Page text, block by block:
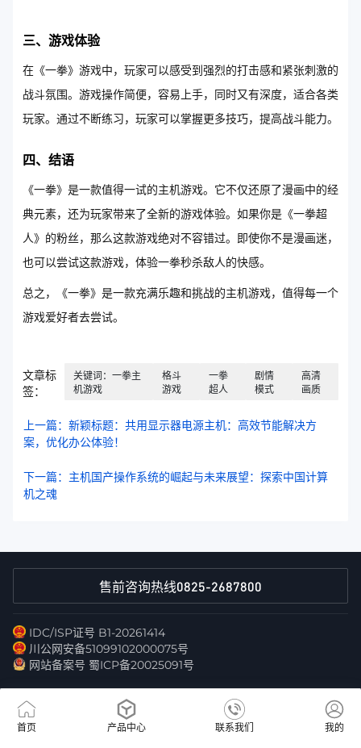
三、游戏体验
在《一拳》游戏中，玩家可以感受到强烈的打击感和紧张刺激的
战斗氛围。游戏操作简便，容易上手，同时又有深度，适合各类
玩家。通过不断练习，玩家可以掌握更多技巧，提高战斗能力。
四、结语
《一拳》是一款值得一试的主机游戏。它不仅还原了漫画中的经
典元素，还为玩家带来了全新的游戏体验。如果你是《一拳超
人》的粉丝，那么这款游戏绝对不容错过。即使你不是漫画迷，
也可以尝试这款游戏，体验一拳秒杀敌人的快感。
总之，《一拳》是一款充满乐趣和挑战的主机游戏，值得每一个
游戏爱好者去尝试。
文章标
签：
关键词：一拳主
机游戏
格斗
游戏
一拳
超人
剧情
模式
高清
画质
上一篇：新颖标题：共用显示器电源主机：高效节能解决方
案，优化办公体验！
下一篇：主机国产操作系统的崛起与未来展望：探索中国计算
机之魂
售前咨询热线0825-2687800
IDC/ISP证号 B1-20261414
川公网安备51099102000075号
网站备案号 蜀ICP备20025091号
首页 产品中心 联系我们 我的